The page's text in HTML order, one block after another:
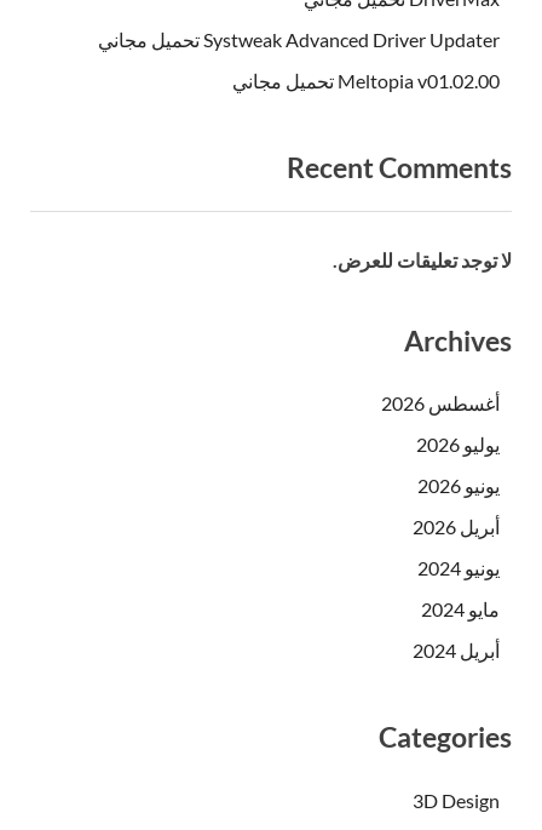
Systweak Advanced Driver Updater تحميل مجاني
Meltopia v01.02.00 تحميل مجاني
Recent Comments
لا توجد تعليقات للعرض.
Archives
أغسطس 2026
يوليو 2026
يونيو 2026
أبريل 2026
يونيو 2024
مايو 2024
أبريل 2024
Categories
3D Design